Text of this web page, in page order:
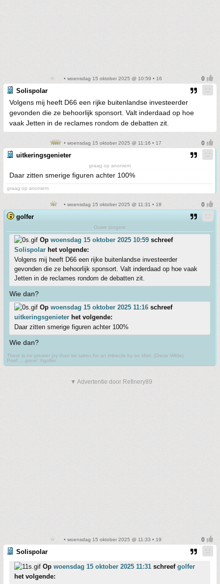
• woensdag 15 oktober 2025 @ 10:59 • 16
Solispolar
Volgens mij heeft D66 een rijke buitenlandse investeerder
gevonden die ze behoorlijk sponsort. Valt inderdaad op hoe
vaak Jetten in de reclames rondom de debatten zit.
• woensdag 15 oktober 2025 @ 11:16 • 17
uitkeringsgenieter
graag op anoniem
Daar zitten smerige figuren achter 100%
graag op anoniem
• woensdag 15 oktober 2025 @ 11:31 • 18
golfer
Ouwe jongere
Op woensdag 15 oktober 2025 10:59 schreef
Solispolar het volgende:
Volgens mij heeft D66 een rijke buitenlandse investeerder
gevonden die ze behoorlijk sponsort. Valt inderdaad op hoe vaak
Jetten in de reclames rondom de debatten zit.
Wie dan?
Op woensdag 15 oktober 2025 11:16 schreef
uitkeringsgenieter het volgende:
Daar zitten smerige figuren achter 100%
Wie dan?
There is no greater joy than be taken for an imbecile by an idiot. (Oscar Wilde)
Poef.....gone! ©golfer
▼ Advertentie door Refinery89
• woensdag 15 oktober 2025 @ 11:33 • 19
Solispolar
Op woensdag 15 oktober 2025 11:31 schreef golfer
het volgende: